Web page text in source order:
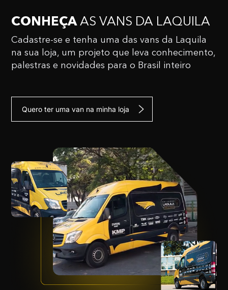
CONHEÇAAS VANS DA LAQUILA
Cadastre-se e tenha uma das vans da Laquila
na sua loja, um projeto que leva conhecimento,
palestras e novidades para o Brasil inteiro
Quero ter uma van na minha loja